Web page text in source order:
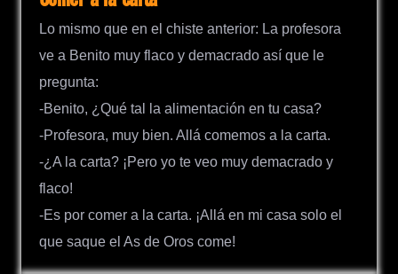
Lo mismo que en el chiste anterior: La profesora
ve a Benito muy flaco y demacrado así que le
pregunta:
-Benito, ¿Qué tal la alimentación en tu casa?
-Profesora, muy bien. Allá comemos a la carta.
-¿A la carta? ¡Pero yo te veo muy demacrado y
flaco!
-Es por comer a la carta. ¡Allá en mi casa solo el
que saque el As de Oros come!